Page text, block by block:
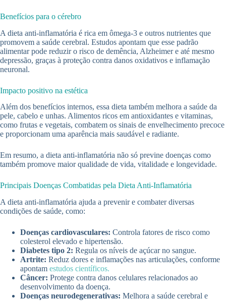
Benefícios para o cérebro
A dieta anti-inflamatória é rica em ômega-3 e outros nutrientes que
promovem a saúde cerebral. Estudos apontam que esse padrão
alimentar pode reduzir o risco de demência, Alzheimer e até mesmo
depressão, graças à proteção contra danos oxidativos e inflamação
neuronal.
Impacto positivo na estética
Além dos benefícios internos, essa dieta também melhora a saúde da
pele, cabelo e unhas. Alimentos ricos em antioxidantes e vitaminas,
como frutas e vegetais, combatem os sinais de envelhecimento precoce
e proporcionam uma aparência mais saudável e radiante.
Em resumo, a dieta anti-inflamatória não só previne doenças como
também promove maior qualidade de vida, vitalidade e longevidade.
Principais Doenças Combatidas pela Dieta Anti-Inflamatória
A dieta anti-inflamatória ajuda a prevenir e combater diversas
condições de saúde, como:
Doenças cardiovasculares: Controla fatores de risco como
colesterol elevado e hipertensão.
Diabetes tipo 2: Regula os níveis de açúcar no sangue.
Artrite: Reduz dores e inflamações nas articulações, conforme
apontam estudos científicos.
Câncer: Protege contra danos celulares relacionados ao
desenvolvimento da doença.
Doenças neurodegenerativas: Melhora a saúde cerebral e